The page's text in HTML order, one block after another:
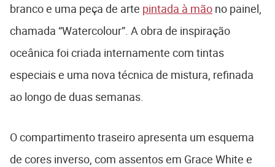
branco e uma peça de arte pintada à mão no painel,
chamada “Watercolour”. A obra de inspiração
oceânica foi criada internamente com tintas
especiais e uma nova técnica de mistura, refinada
ao longo de duas semanas.
O compartimento traseiro apresenta um esquema
de cores inverso, com assentos em Grace White e